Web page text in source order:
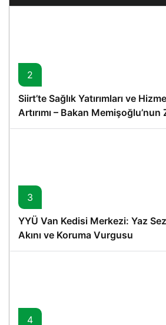
2
Siirt’te Sağlık Yatırımları ve
Artırımı – Bakan Memişoğlu’nun
3
YYÜ Van Kedisi Merkezi: Yaz
Akını ve Koruma Vurgusu
4